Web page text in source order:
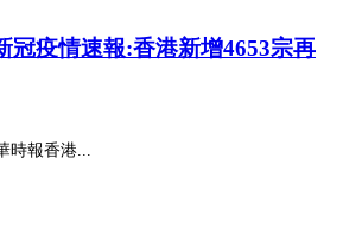
冠疫情速報:香港新增4653宗再
時報香港...